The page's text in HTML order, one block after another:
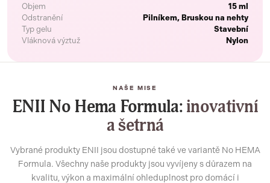
Objem
15 ml
Odstranění
Pilníkem, Bruskou na nehty
Typ gelu
Stavební
Vláknová výztuž
Nylon
NAŠE MISE
ENII No Hema Formula:inovativní
a šetrná
Vybrané produkty ENII jsou dostupné také ve variantě No HEMA
Formula. Všechny naše produkty jsou vyvíjeny s důrazem na
kvalitu, výkon a maximální ohleduplnost pro domácí i